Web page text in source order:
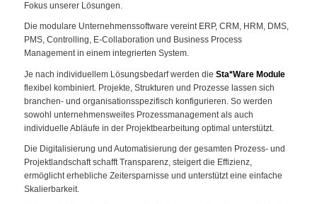
Fokus unserer Lösungen.
Die modulare Unternehmenssoftware vereint ERP, CRM, HRM, DMS,
PMS, Controlling, E-Collaboration und Business Process
Management in einem integrierten System.
Je nach individuellem Lösungsbedarf werden die Sta*Ware Module
flexibel kombiniert. Projekte, Strukturen und Prozesse lassen sich
branchen- und organisationsspezifisch konfigurieren. So werden
sowohl unternehmensweites Prozessmanagement als auch
individuelle Abläufe in der Projektbearbeitung optimal unterstützt.
Die Digitalisierung und Automatisierung der gesamten Prozess- und
Projektlandschaft schafft Transparenz, steigert die Effizienz,
ermöglicht erhebliche Zeitersparnisse und unterstützt eine einfache
Skalierbarkeit.